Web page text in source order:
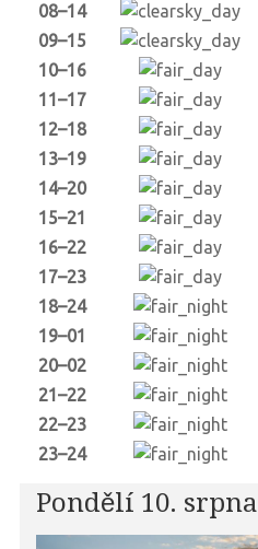
08–14
09–15
10–16
11–17
12–18
13–19
14–20
15–21
16–22
17–23
18–24
19–01
20–02
21–22
22–23
23–24
Pondělí 10. srpna